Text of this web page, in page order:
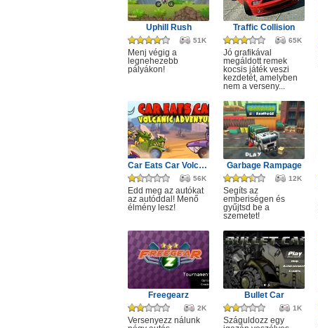
Uphill Rush
51K
Menj végig a
legnehezebb
pályákon!
Traffic Collision
65K
Jó grafikával
megáldott remek
kocsis játék veszi
kezdetét, amelyben
nem a verseny...
Car Eats Car Volcanic Adventure
56K
Edd meg az autókat
az autóddal! Menő
élmény lesz!
Garbage Rampage
12K
Segíts az
emberiségen és
gyűjtsd be a
szemetet!
Freegearz
2K
Versenyezz nálunk
Bullet Car
1K
Száguldozz egy